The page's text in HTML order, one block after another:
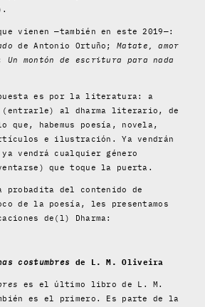
vienen —también en este 2019—:
de Antonio Ortuño; Matate, amor
Un montón de escritura para nada
es por la literatura: a
(entrarle) al dharma literario, de
que, habemus poesía, novela,
e ilustración. Ya vendrán
vendrá cualquier género
que toque la puerta.
probadita del contenido de
de la poesía, les presentamos
de(l) Dharma:
costumbres de L. M. Oliveira
es el último libro de L. M.
es el primero. Es parte de la